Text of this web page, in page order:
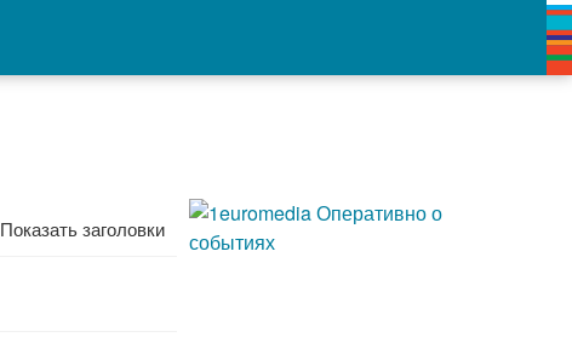
Показать заголовки